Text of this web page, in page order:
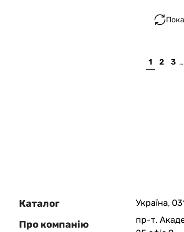
1 2 3 …
Каталог
Про компанію
Україна,
пр-т.